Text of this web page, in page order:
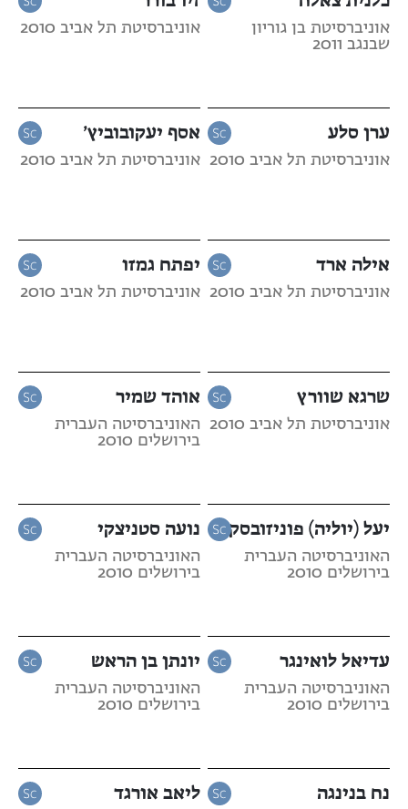
אוניברסיטת בן גוריון
שבנגב 2011
אוניברסיטת תל אביב 2010
ערן סלע
אוניברסיטת תל אביב 2010
אסף יעקובוביץ’
אוניברסיטת תל אביב 2010
אילה ארד
אוניברסיטת תל אביב 2010
יפתח גמזו
אוניברסיטת תל אביב 2010
שרגא שוורץ
אוניברסיטת תל אביב 2010
אוהד שמיר
האוניברסיטה העברית
בירושלים 2010
יעל (יוליה) פוניזובסקי
האוניברסיטה העברית
בירושלים 2010
נועה סטניצקי
האוניברסיטה העברית
בירושלים 2010
עדיאל לואינגר
האוניברסיטה העברית
בירושלים 2010
יונתן בן הראש
האוניברסיטה העברית
בירושלים 2010
נח בנינגה ליאב אורגד